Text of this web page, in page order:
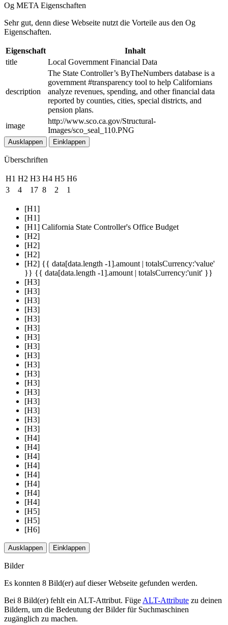
Og META Eigenschaften
Sehr gut, denn diese Webseite nutzt die Vorteile aus den Og
Eigenschaften.
Eigenschaft
Inhalt
title
Local Government Financial Data
description
The State Controller’s ByTheNumbers database is a
government #transparency tool to help Californians
analyze revenues, spending, and other financial data
reported by counties, cities, special districts, and
pension plans.
image
http://www.sco.ca.gov/Structural-
Images/sco_seal_110.PNG
Ausklappen Einklappen
Überschriften
H1 H2 H3 H4 H5 H6
3
4 17 8 2 1
[H1]
[H1]
[H1] California State Controller's Office Budget
[H2]
[H2]
[H2]
[H2] {{ data[data.length -1].amount | totalsCurrency:'value'
}} {{ data[data.length -1].amount | totalsCurrency:'unit' }}
[H3]
[H3]
[H3]
[H3]
[H3]
[H3]
[H3]
[H3]
[H3]
[H3]
[H3]
[H3]
[H3]
[H3]
[H3]
[H3]
[H3]
[H4]
[H4]
[H4]
[H4]
[H4]
[H4]
[H4]
[H4]
[H5]
[H5]
[H6]
Ausklappen Einklappen
Bilder
Es konnten 8 Bild(er) auf dieser Webseite gefunden werden.
Bei 8 Bild(er) fehlt ein ALT-Attribut. Füge ALT-Attribute zu deinen
Bildern, um die Bedeutung der Bilder für Suchmaschinen
zugänglich zu machen.